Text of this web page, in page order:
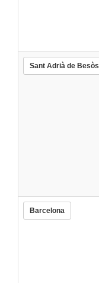
Sant Adrià de Besòs
Barcelona